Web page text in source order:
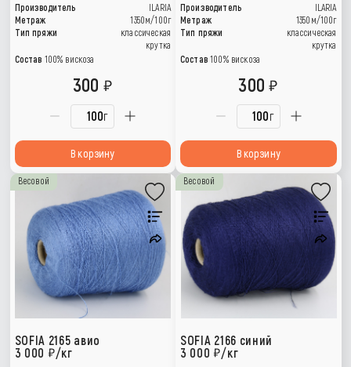
Производитель
ILARIA
Метраж
1350м/100г
Тип пряжи
классическая
крутка
Состав 100% вискоза
г
300
В корзину
Производитель
ILARIA
Метраж
1350м/100г
Тип пряжи
классическая
крутка
Состав 100% вискоза
г
300
В корзину
Весовой
SOFIA 2165 авио
3 000
/кг
Весовой
SOFIA 2166 синий
3 000 /кг